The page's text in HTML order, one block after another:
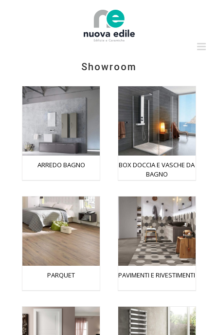
Showroom
ARREDO BAGNO
BOX DOCCIA E VASCHE DA
BAGNO
PARQUET PAVIMENTI E RIVESTIMENTI